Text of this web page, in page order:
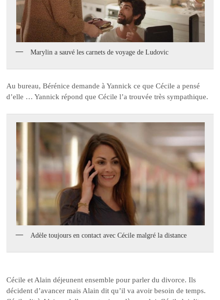
Marylin a sauvé les carnets de voyage de Ludovic
Au bureau, Bérénice demande à Yannick ce que Cécile a pensé
d’elle … Yannick répond que Cécile l’a trouvée très sympathique.
Adèle toujours en contact avec Cécile malgré la distance
Cécile et Alain déjeunent ensemble pour parler du divorce. Ils
décident d’avancer mais Alain dit qu’il va avoir besoin de temps.